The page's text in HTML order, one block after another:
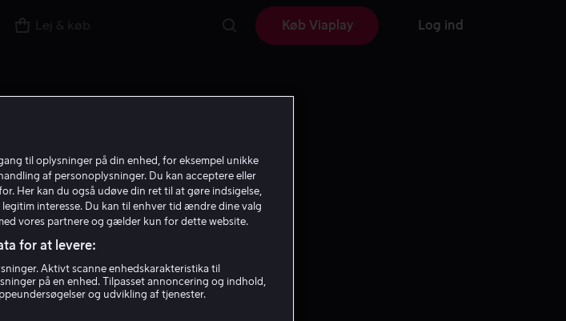
Lej & køb Køb Viaplay Log ind
A A
Avranas
til oplysninger på din enhed, for eksempel unikke
af personoplysninger. Du kan acceptere eller
Her kan du også udøve din ret til at gøre indsigelse,
interesse. Du kan til enhver tid ændre dine valg
vores partnere og gælder kun for dette website.
for at levere:
Aktivt scanne enhedskarakteristika til
på en enhed. Tilpasset annoncering og indhold,
og udvikling af tjenester.